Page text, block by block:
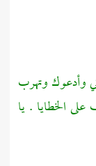
وأدعوك وتهرب
الخطايا . يا